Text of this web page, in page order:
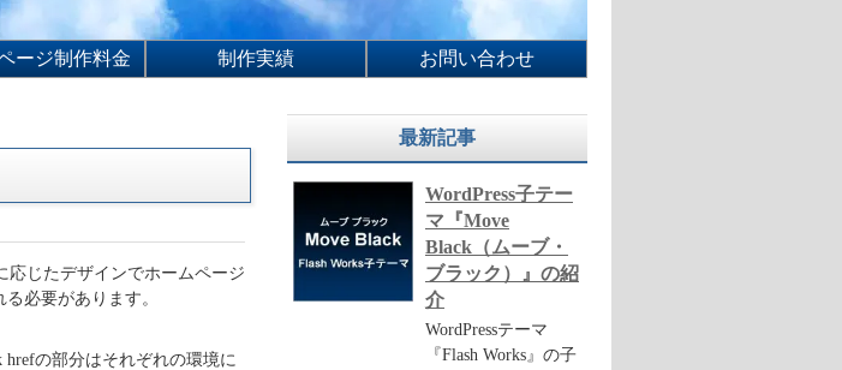
ージ制作料金 制作実績 お問い合わせ
応じたデザインでホームページ
必要があります。
の部分はそれぞれの環境に
最新記事
WordPress子テー
マ『Move
Black（ムーブ・
ブラック）』の紹
介
WordPressテーマ
『Flash Works』の子